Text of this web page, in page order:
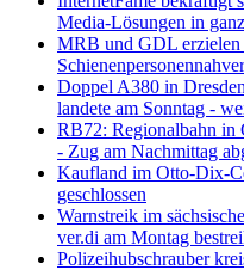
Media-Lösungen in
MRB und GDL erzielen
Doppel A380 in
landete am Sonntag -
RB72: Regionalbahn in
- Zug am Nachmittag
Kaufland im Otto-Dix-
geschlossen
Warnstreik im
ver.di am Montag
Polizeihubschrauber